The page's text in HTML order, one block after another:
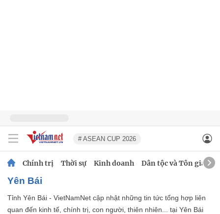
# ASEAN CUP 2026
Chính trị Thời sự Kinh doanh Dân tộc và Tôn giáo
Yên Bái
Tỉnh Yên Bái - VietNamNet cập nhật những tin tức tổng hợp liên
quan đến kinh tế, chính trị, con người, thiên nhiên... tại Yên Bái